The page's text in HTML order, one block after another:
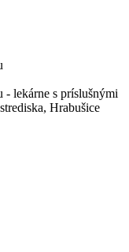
- lekárne s príslušnými
Hrabušice